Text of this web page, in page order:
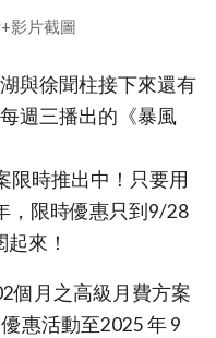
影片截圖
與徐聞柱接下來還有
週三播出的《暴風
限時推出中！只要用
，限時優惠只到9/28
來！
個月之高級月費方案
惠活動至2025 年 9